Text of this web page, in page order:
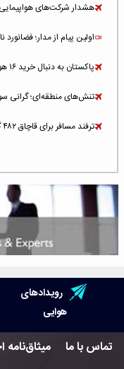
هشدار شرکت‌های
اولین پیام از مدار؛
پاکستان به دنبال خرید ۱۶ هواپیمای جدید برای ناوگان PIA
تنش‌های منطقه‌ای؛ گرانی
ترفند مسافر برای قاچاق ۴۸۲ گرم طلا به ارزش ۸۲ میلیارد ریال
شلوغ‌ترین فرودگاه‌های اروپا در ۲۰۲۵: لندن، استانبول و پاریس
پخش زنده پرواز سیزدهم
هوش مصنوعی وارد تعمیر و
حمله هوایی به تأسیسات
استخدام در صنعت هوانوردی
رویدادهای
هوایی
تماس با ما